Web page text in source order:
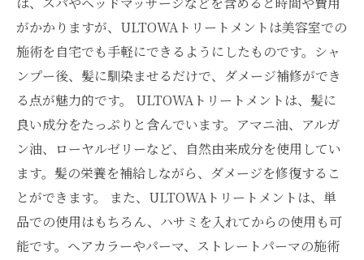
がかかりますが、ULTOWAトリートメントは美容室での
施術を自宅でも手軽にできるようにしたものです。シャ
ンプー後、髪に馴染ませるだけで、ダメージ補修ができ
る点が魅力的です。 ULTOWAトリートメントは、髪に
良い成分をたっぷりと含んでいます。アマニ油、アルガ
ン油、ローヤルゼリーなど、自然由来成分を使用してい
ます。髪の栄養を補給しながら、ダメージを修復するこ
とができます。 また、ULTOWAトリートメントは、単
品での使用はもちろん、ハサミを入れてからの使用も可
能です。ヘアカラーやパーマ、ストレートパーマの施術